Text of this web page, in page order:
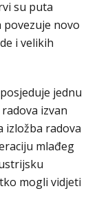
su puta
novo
i velikih
jednu
izvan
izložba radova
mlađeg
mogli vidjeti